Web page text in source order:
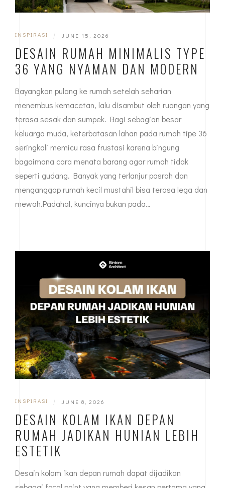
INSPIRASI | JUNE 15, 2026
DESAIN RUMAH MINIMALIS TYPE
36 YANG NYAMAN DAN MODERN
Bayangkan pulang ke rumah setelah seharian
menembus kemacetan, lalu disambut oleh ruangan yang
terasa sesak dan sumpek. Bagi sebagian besar
keluarga muda, keterbatasan lahan pada rumah tipe 36
seringkali memicu rasa frustasi karena bingung
bagaimana cara menata barang agar rumah tidak
seperti gudang. Banyak yang terlanjur pasrah dan
menganggap rumah kecil mustahil bisa terasa lega dan
mewah.Padahal, kuncinya bukan pada…
INSPIRASI | JUNE 8, 2026
DESAIN KOLAM IKAN DEPAN
RUMAH JADIKAN HUNIAN LEBIH
ESTETIK
Desain kolam ikan depan rumah dapat dijadikan